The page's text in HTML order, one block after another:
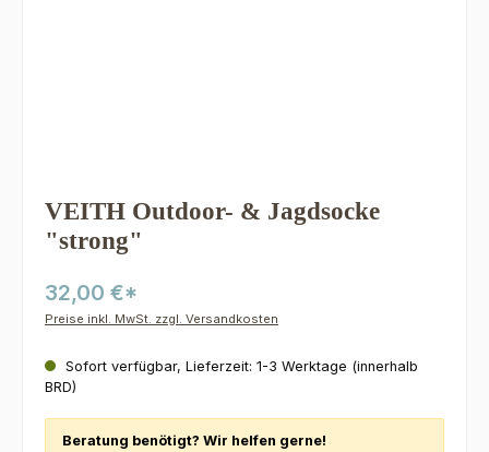
VEITH Outdoor- & Jagdsocke
"strong"
32,00 €*
Preise inkl. MwSt. zzgl. Versandkosten
Sofort verfügbar, Lieferzeit: 1-3 Werktage (innerhalb
BRD)
Beratung benötigt? Wir helfen gerne!